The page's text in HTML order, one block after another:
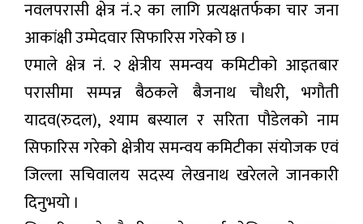
नवलपरासी क्षेत्र नं.२ का लागि प्रत्यक्षतर्फका चार जना
आकांक्षी उम्मेदवार सिफारिस गरेको छ ।
एमाले क्षेत्र नं. २ क्षेत्रीय समन्वय कमिटीको आइतबार
परासीमा सम्पन्न बैठकले बैजनाथ चौधरी, भगौती
यादव(रुदल), श्याम बस्याल र सरिता पौडेलको नाम
सिफारिस गरेको क्षेत्रीय समन्वय कमिटीका संयोजक एवं
जिल्ला सचिवालय सदस्य लेखनाथ खरेलले जानकारी
दिनुभयो ।